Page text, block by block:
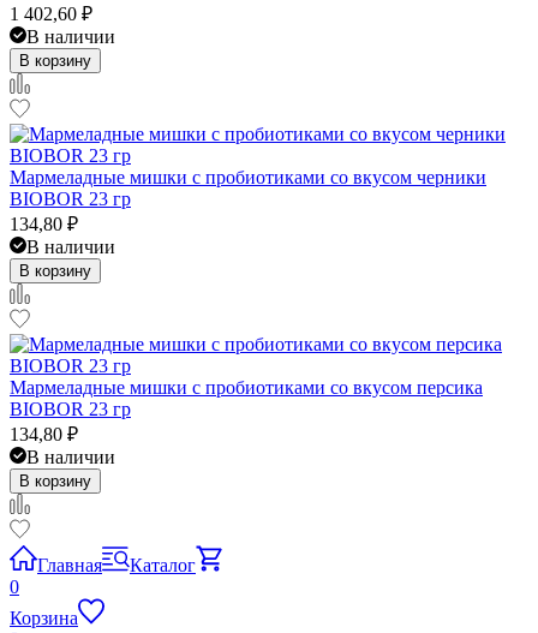
1 402,60 ₽
В наличии
В корзину
Мармеладные мишки с пробиотиками со вкусом черники
BIOBOR 23 гр
134,80 ₽
В наличии
В корзину
Мармеладные мишки с пробиотиками со вкусом персика
BIOBOR 23 гр
134,80 ₽
В наличии
В корзину
Главная
Каталог
0
Корзина